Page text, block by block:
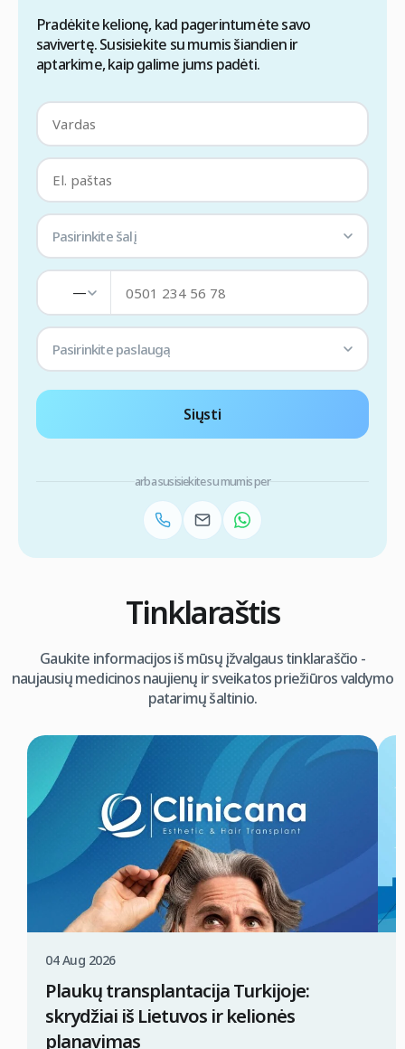
Pradėkite kelionę, kad pagerintumėte savo
savivertę. Susisiekite su mumis šiandien ir
aptarkime, kaip galime jums padėti.
Pasirinkite šalį
—
Pasirinkite paslaugą
Siųsti
arba susisiekite su mumis per
Tinklaraštis
Gaukite informacijos iš mūsų įžvalgaus tinklaraščio -
naujausių medicinos naujienų ir sveikatos priežiūros valdymo
patarimų šaltinio.
04 Aug 2026
Plaukų transplantacija Turkijoje:
skrydžiai iš Lietuvos ir kelionės
planavimas